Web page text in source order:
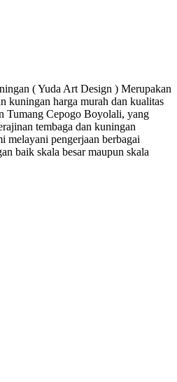
( Yuda Art Design ) Merupakan
kuningan harga murah dan kualitas
Tumang Cepogo Boyolali, yang
tembaga dan kuningan
melayani pengerjaan berbagai
baik skala besar maupun skala